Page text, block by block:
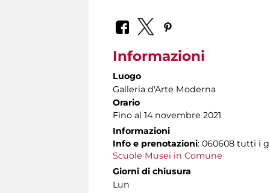
Informazioni
Luogo
Galleria d'Arte Moderna
Orario
Fino al 14 novembre 2021
Informazioni
Info e prenotazioni: 060608 tutti i
Scuole Musei in Comune
Giorni di chiusura
Lun